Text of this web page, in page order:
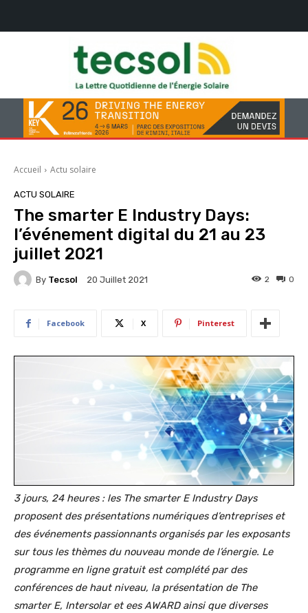
Accueil Actu solaire
ACTU SOLAIRE
The smarter E Industry Days:
l’événement digital du 21 au 23
juillet 2021
By Tecsol 20 Juillet 2021 0
2
Facebook X Pinterest
3 jours, 24 heures : les The smarter E Industry Days
proposent des présentations numériques d’entreprises et
des événements passionnants organisés par les exposants
sur tous les thèmes du nouveau monde de l’énergie. Le
programme en ligne gratuit est complété par des
conférences de haut niveau, la présentation de The
smarter E, Intersolar et ees AWARD ainsi que diverses